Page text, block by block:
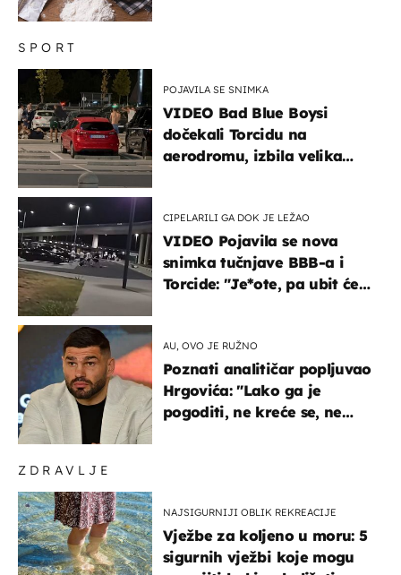
ZDRAVLJE
NAJSIGURNIJI OBLIK REKREACIJE
Vježbe za koljeno u moru: 5
sigurnih vježbi koje mogu
SPORT
POJAVILA SE SNIMKA
VIDEO Bad Blue Boysi
dočekali Torcidu na
aerodromu, izbila velika
CIPELARILI GA DOK JE LEŽAO
VIDEO Pojavila se nova
snimka tučnjave BBB-a i
Torcide: "Je*ote, pa ubit će
AU, OVO JE RUŽNO
Poznati analitičar popljuvao
Hrgovića: "Lako ga je
pogoditi, ne kreće se, ne